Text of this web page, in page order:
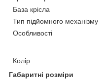
База крісла
Тип підйомного механізму
Особливості
Колір
Габаритні розміри